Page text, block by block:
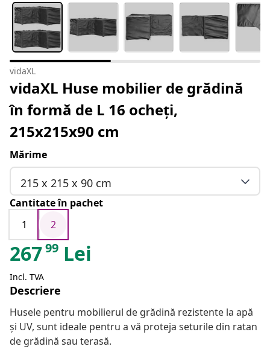
vidaXL
vidaXL Huse mobilier de grădină
în formă de L 16 ocheți,
215x215x90 cm
Mărime
215 x 215 x 90 cm
Cantitate în pachet
1
2
26799 Lei
Incl. TVA
Descriere
Husele pentru mobilierul de grădină rezistente la apă
și UV, sunt ideale pentru a vă proteja seturile din ratan
de grădină sau terasă.